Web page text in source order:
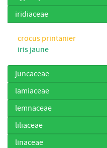
iridiaceae
crocus printanier
iris jaune
juncaceae
lamiaceae
lemnaceae
liliaceae
linaceae